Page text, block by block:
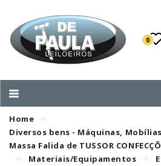
0
Imóveis
Acessórios para
Máquinas
Home
Diversos bens - Máquinas,
Massa Falida de TUSSOR
Materiais/Equipamentos